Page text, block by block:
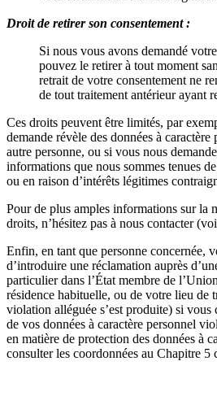
Droit de retirer son consentement :
Si nous vous avons demandé
pouvez le retirer à tout moment
retrait de votre consentement ne
de tout traitement antérieur ayant
Ces droits peuvent être limités, par
demande révèle des données à
autre personne, ou si vous nous
informations que nous sommes tenues
ou en raison d’intérêts légitimes
Pour de plus amples informations sur la
droits, n’hésitez pas à nous contacter
Enfin, en tant que personne concernée,
d’introduire une réclamation auprès
particulier dans l’État membre de
résidence habituelle, ou de votre lieu de
violation alléguée s’est produite) si vous
de vos données à caractère personnel
en matière de protection des données à
consulter les coordonnées au Chapitre 5